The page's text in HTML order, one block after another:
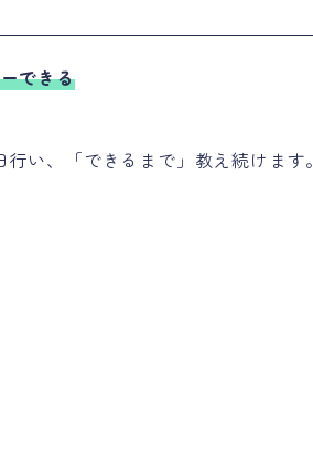
できる
い、「できるまで」教え続けます。